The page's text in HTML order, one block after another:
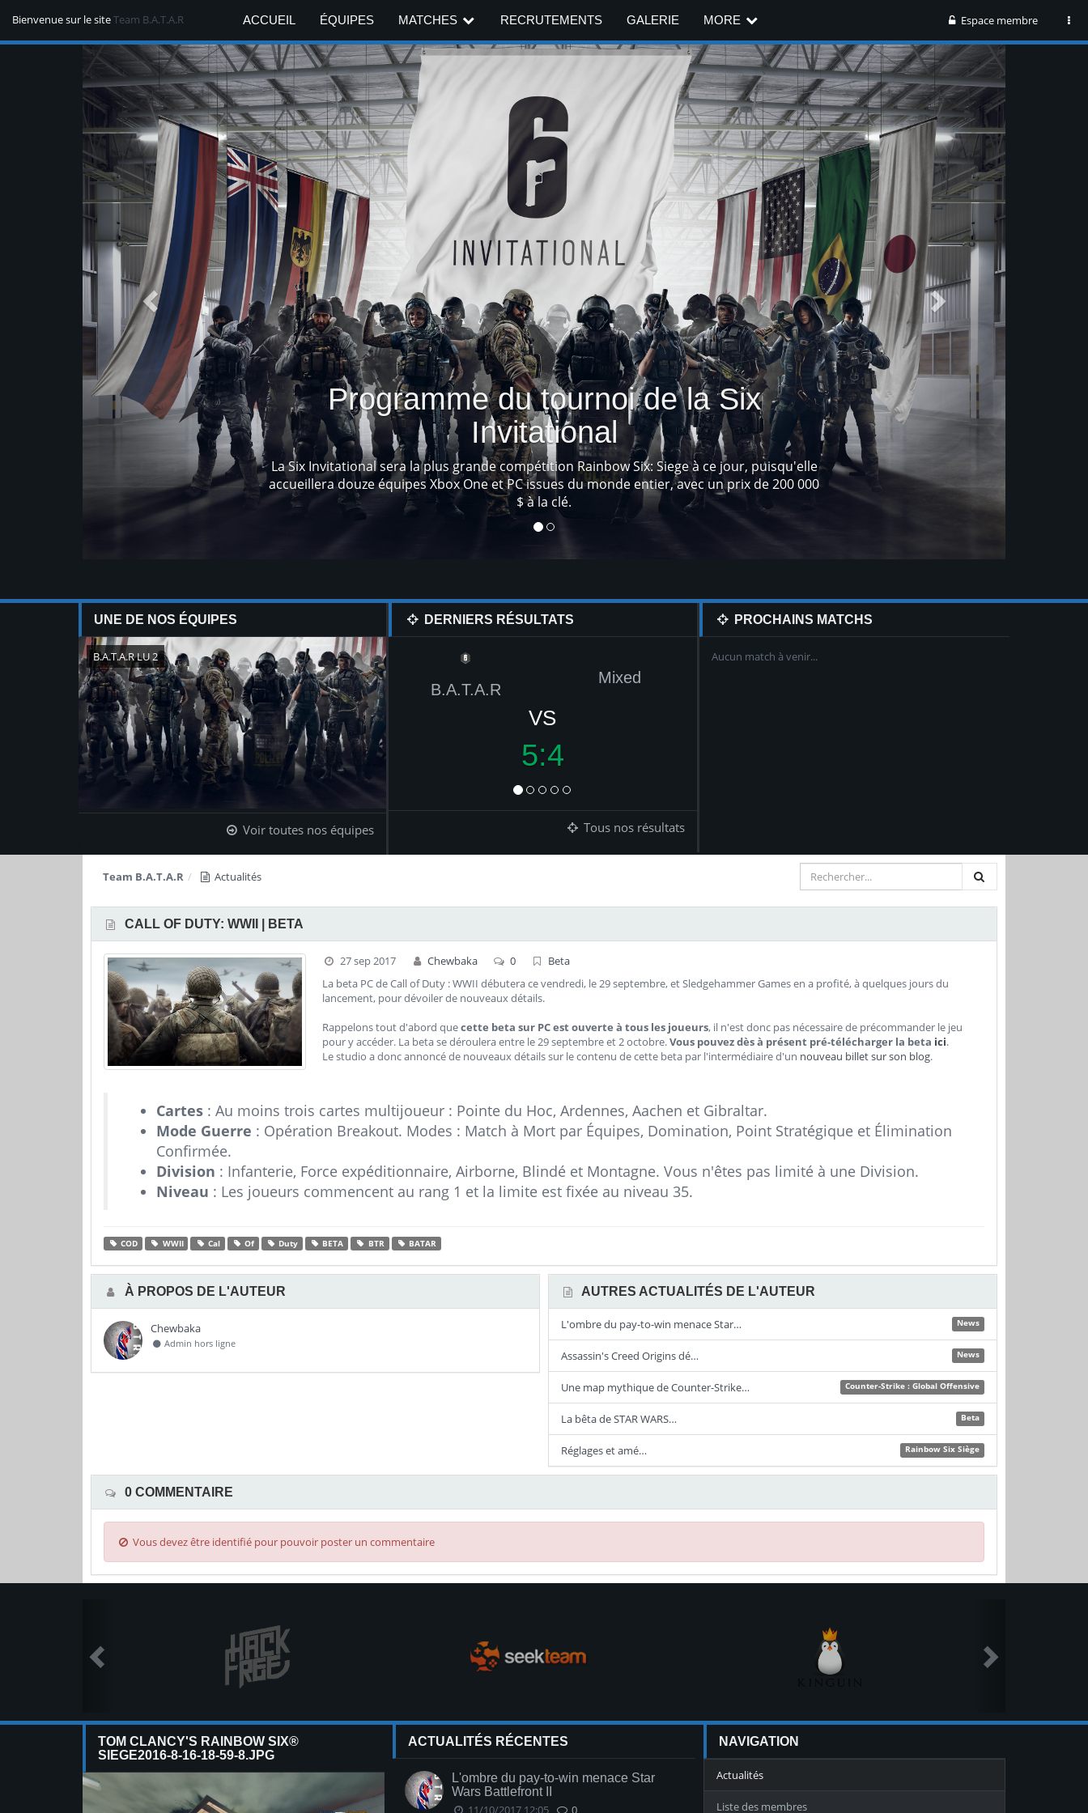
Bienvenue sur le siteTeam B.A.T.A.R Espace membre
ACCUEIL ÉQUIPES MATCHES RECRUTEMENTS GALERIE MORE
C'est mignon!
Ces pendentifs sont universels et peuvent être équipés sur n'importe quelle arme de votre
équipement.
Previous Next
UNE DE NOS ÉQUIPES
B.A.T.A.R LU 2
Voir toutes nos équipes
DERNIERS RÉSULTATS
B.A.T.A.R
Mixed
VS
5:4
B.A.T.A.R
Tous nos résultats
PROCHAINS MATCHS
Aucun match à venir...
Team B.A.T.A.R Actualités
CALL OF DUTY: WWII | BETA
27 sep 2017 Chewbaka 0
Beta
La beta PC de Call of Duty : WWII débutera ce vendredi, le 29 septembre, et Sledgehammer Games en a profité, à quelques jours du
lancement, pour dévoiler de nouveaux détails.
Rappelons tout d'abord quecette beta sur PC est ouverte à tous les joueurs, il n'est donc pas nécessaire de précommander le jeu
pour y accéder. La beta se déroulera entre le 29 septembre et 2 octobre.Vous pouvez dès à présent pré-télécharger la beta ici.
Le studio a donc annoncé de nouveaux détails sur le contenu de cette beta par l'intermédiaire d'un nouveau billet sur son blog.
Cartes : Au moins trois cartes multijoueur : Pointe du Hoc, Ardennes, Aachen et Gibraltar.
Mode Guerre : Opération Breakout. Modes : Match à Mort par Équipes, Domination, Point Stratégique et Élimination
Confirmée.
Division : Infanterie, Force expéditionnaire, Airborne, Blindé et Montagne. Vous n'êtes pas limité à une Division.
Niveau : Les joueurs commencent au rang 1 et la limite est fixée au niveau 35.
COD WWII Cal Of Duty BETA BTR BATAR
À PROPOS DE L'AUTEUR
Chewbaka
Admin hors ligne
AUTRES ACTUALITÉS DE L'AUTEUR
News
L'ombre du pay-to-win menace Star…
News
Assassin's Creed Origins dé…
Counter-Strike : Global Offensive
Une map mythique de Counter-Strike…
Beta
La bêta de STAR WARS…
Rainbow Six Siège
Réglages et amé…
0 COMMENTAIRE
Vous devez être identifié pour pouvoir poster un commentaire
TOM CLANCY'S RAINBOW SIX®
SIEGE2016-8-16-18-59-8.JPG
ACTUALITÉS RÉCENTES
L'ombre du pay-to-win menace Star
Wars Battlefront II
11/10/2017 12:05 0
NAVIGATION
Actualités
Liste des membres